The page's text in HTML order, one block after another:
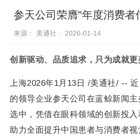
参天公司荣膺"年度消费者
来源： 美通社 · 2026-01-14
创新驱动、品质追求，只为成就
上海2026年1月13日 /美通社/ --
的领导企业参天公司在蓝鲸新闻
选中，凭借在眼科领域的创新投入
助力全面提升中国患者与消费者